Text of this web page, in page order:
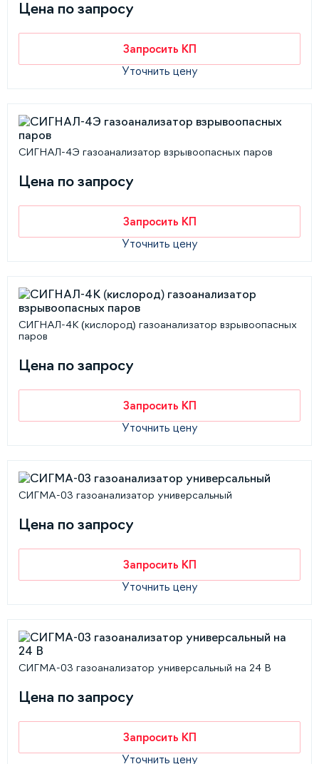
Цена по запросу
Запросить КП
Уточнить цену
СИГНАЛ-4Э газоанализатор взрывоопасных паров
Цена по запросу
Запросить КП
Уточнить цену
СИГНАЛ-4К (кислород) газоанализатор взрывоопасных
паров
Цена по запросу
Запросить КП
Уточнить цену
СИГМА-03 газоанализатор универсальный
Цена по запросу
Запросить КП
Уточнить цену
СИГМА-03 газоанализатор универсальный на 24 В
Цена по запросу
Запросить КП
Уточнить цену